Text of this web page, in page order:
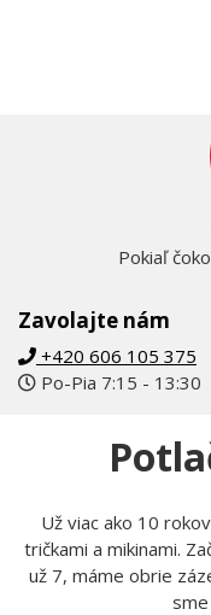
Zavolajte nám
+420 606 105 375
Po-Pia 7:15 - 13:30
Pokiaľ
Už viac ako 10
tričkami a mikinami.
už 7, máme obrie